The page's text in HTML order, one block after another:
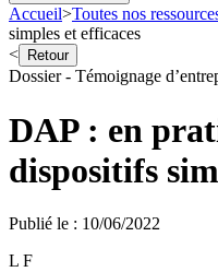
Accueil>Toutes nos
simples et efficaces
<
Retour
Dossier - Témoignage
DAP : en
dispositifs
Publié le : 10/06/2022
L F